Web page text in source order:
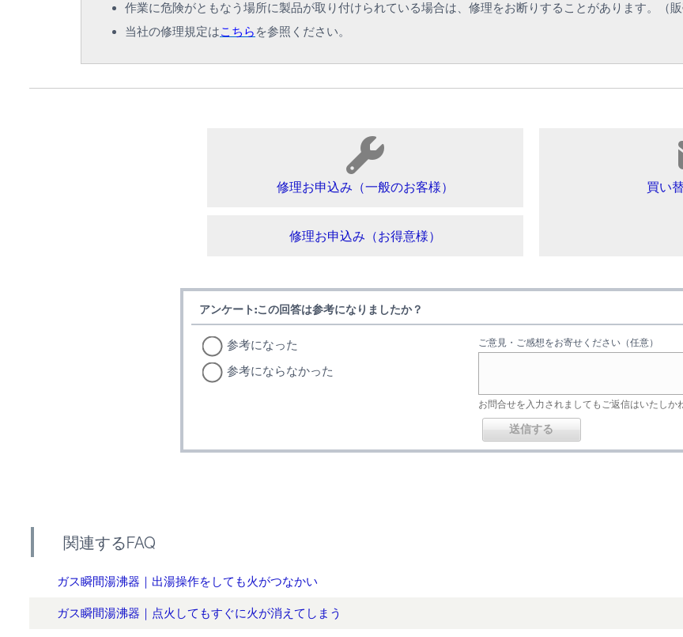
作業に危険がともなう場所に製品が取り付けられている場合は、修理をお断りすることがあります。（
当社の修理規定はこちら を参照ください。
修理お申込み（一般のお客様）
修理お申込み（お得意様）
買い
アンケート:この回答は参考になりましたか？
参考になった
参考にならなかった
ご意見・ご感想をお寄せください（任意）
お問合せを入力されましてもご返信はいたしか
関連するFAQ
ガス瞬間湯沸器｜出湯操作をしても火がつなかい
ガス瞬間湯沸器｜点火してもすぐに火が消えてしまう